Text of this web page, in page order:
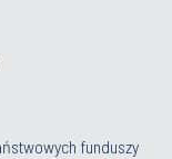
funduszy